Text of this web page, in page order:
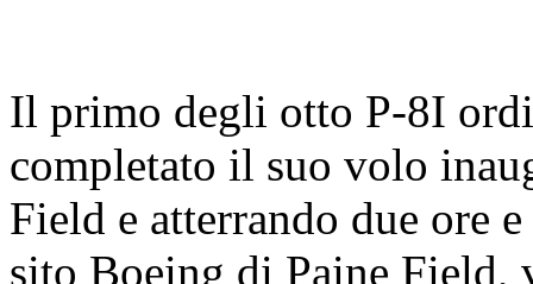
Il primo degli otto P-8I
completato il suo volo
Field e atterrando due ore
sito Boeing di Paine Field,